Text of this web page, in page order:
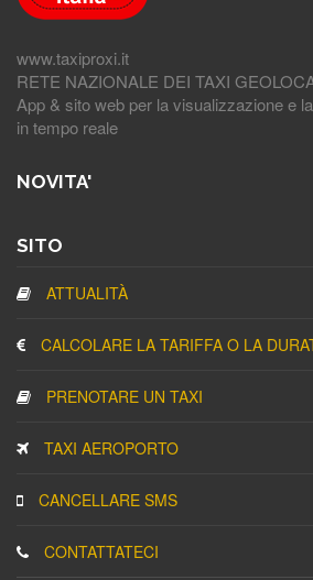
www.taxiproxi.it
RETE NAZIONALE DEI TAXI
App & sito web per la visualizzazione e
in tempo reale
NOVITA'
SITO
ATTUALITÀ
CALCOLARE LA TARIFFA O LA
PRENOTARE UN TAXI
TAXI AEROPORTO
CANCELLARE SMS
CONTATTATECI